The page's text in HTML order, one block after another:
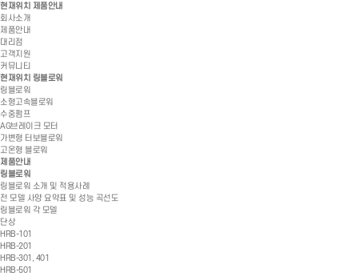
현재위치 제품안내
회사소개
제품안내
대리점
고객지원
커뮤니티
현재위치 링블로워
링블로워
소형고속블로워
수중펌프
AG브레이크 모터
가변형 터보블로워
고온형 블로워
제품안내
링블로워
링블로워 소개 및 적용사례
전 모델 사양 요약표 및 성능 곡선도
링블로워 각 모델
단상
HRB-101
HRB-201
HRB-301, 401
HRB-501